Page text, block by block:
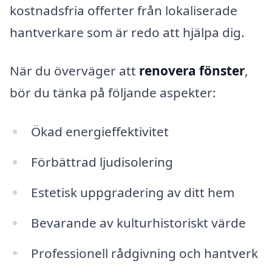
kostnadsfria offerter från lokaliserade
hantverkare som är redo att hjälpa dig.
När du överväger att renovera fönster,
bör du tänka på följande aspekter:
Ökad energieffektivitet
Förbättrad ljudisolering
Estetisk uppgradering av ditt hem
Bevarande av kulturhistoriskt värde
Professionell rådgivning och hantverk